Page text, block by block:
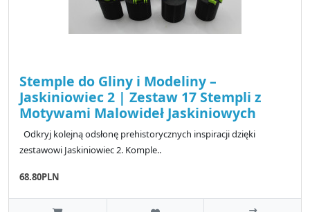
Stemple do Gliny i Modeliny –
Jaskiniowiec 2 | Zestaw 17 Stempli z
Motywami Malowideł Jaskiniowych
Odkryj kolejną odsłonę prehistorycznych inspiracji dzięki
zestawowi Jaskiniowiec 2. Komple..
68.80PLN